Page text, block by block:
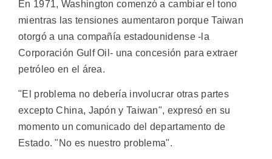
En 1971, Washington comenzó a cambiar el tono
mientras las tensiones aumentaron porque Taiwan
otorgó a una compañía estadounidense -la
Corporación Gulf Oil- una concesión para extraer
petróleo en el área.
"El problema no debería involucrar otras partes
excepto China, Japón y Taiwan", expresó en su
momento un comunicado del departamento de
Estado. "No es nuestro problema".